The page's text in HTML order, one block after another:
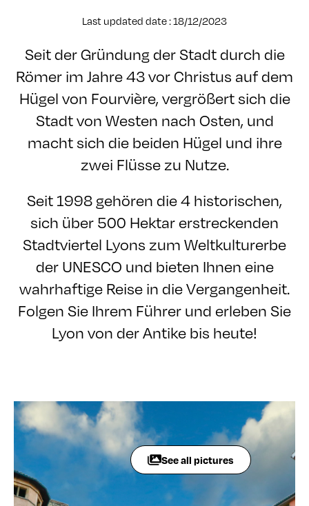
Last updated date : 18/12/2023
Seit der Gründung der Stadt durch die
Römer im Jahre 43 vor Christus auf dem
Hügel von Fourvière, vergrößert sich die
Stadt von Westen nach Osten, und
macht sich die beiden Hügel und ihre
zwei Flüsse zu Nutze.
Seit 1998 gehören die 4 historischen,
sich über 500 Hektar erstreckenden
Stadtviertel Lyons zum Weltkulturerbe
der UNESCO und bieten Ihnen eine
wahrhaftige Reise in die Vergangenheit.
Folgen Sie Ihrem Führer und erleben Sie
Lyon von der Antike bis heute!
See all pictures